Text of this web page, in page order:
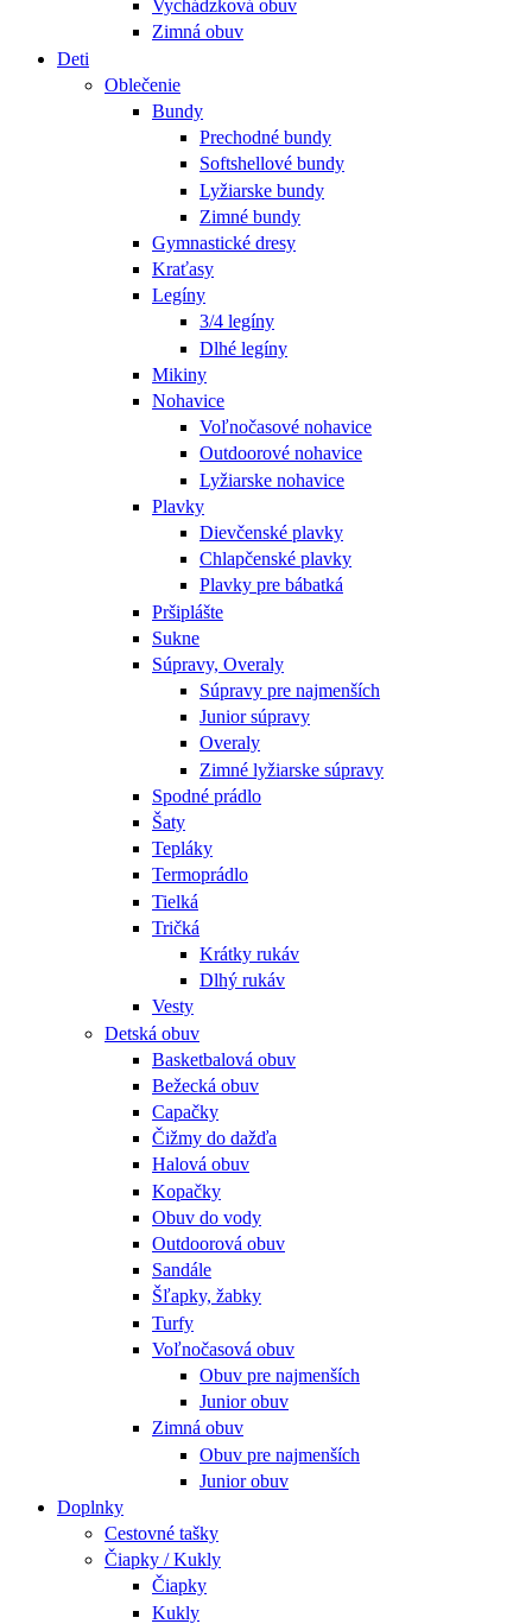
Vychádzková obuv
Zimná obuv
Deti
Oblečenie
Bundy
Prechodné bundy
Softshellové bundy
Lyžiarske bundy
Zimné bundy
Gymnastické dresy
Kraťasy
Legíny
3/4 legíny
Dlhé legíny
Mikiny
Nohavice
Voľnočasové nohavice
Outdoorové nohavice
Lyžiarske nohavice
Plavky
Dievčenské plavky
Chlapčenské plavky
Plavky pre bábatká
Pršiplášte
Sukne
Súpravy, Overaly
Súpravy pre najmenších
Junior súpravy
Overaly
Zimné lyžiarske súpravy
Spodné prádlo
Šaty
Tepláky
Termoprádlo
Tielká
Tričká
Krátky rukáv
Dlhý rukáv
Vesty
Detská obuv
Basketbalová obuv
Bežecká obuv
Capačky
Čižmy do dažďa
Halová obuv
Kopačky
Obuv do vody
Outdoorová obuv
Sandále
Šľapky, žabky
Turfy
Voľnočasová obuv
Obuv pre najmenších
Junior obuv
Zimná obuv
Obuv pre najmenších
Junior obuv
Doplnky
Cestovné tašky
Čiapky / Kukly
Čiapky
Kukly